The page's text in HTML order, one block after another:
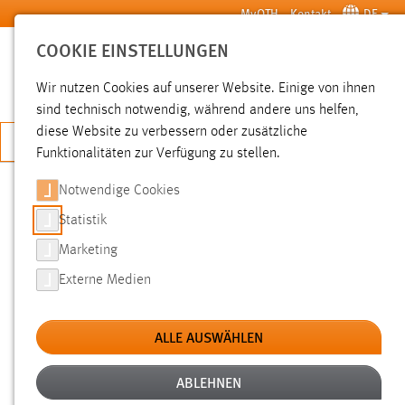
Zum Hauptinhalt springen MyOTH Kontakt DE
SUCHE
JETZT BEWERBEN
SUCHE
FILTER
Erstellungsdatum
SUCHEN
COOKIE EINSTELLUNGEN
Wir nutzen Cookies auf unserer Website. Einige von ihnen
sind technisch notwendig, während andere uns helfen,
diese Website zu verbessern oder zusätzliche
Funktionalitäten zur Verfügung zu stellen.
Notwendige Cookies
Statistik
Marketing
Externe Medien
ALLE AUSWÄHLEN
ABLEHNEN